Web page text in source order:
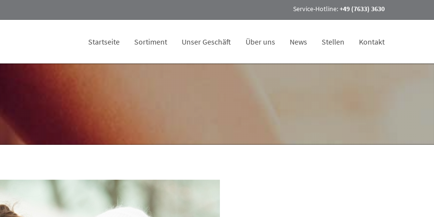
Service-Hotline:+49 (7633) 3630
Startseite Sortiment Unser Geschäft Über uns News Stellen Kontakt